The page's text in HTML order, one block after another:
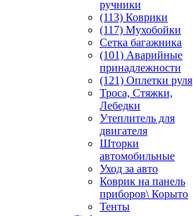
ручники
(113) Коврики
(117) Мухобойки
Сетка багажника
(101) Аварийные
принадлежности
(121) Оплетки руля
Троса, Стяжки,
Лебедки
Утеплитель для
двигателя
Шторки
автомобильные
Уход за авто
Коврик на панель
приборов\ Корыто
Тенты